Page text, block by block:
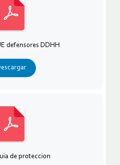
defensores DDHH
de proteccion